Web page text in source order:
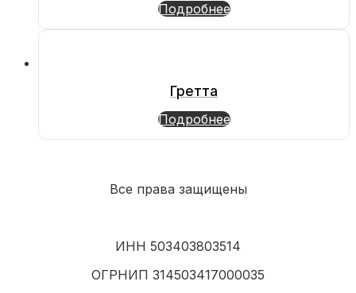
Подробнее
Гретта
Подробнее
Все права защищены
ИНН 503403803514
ОГРНИП 314503417000035